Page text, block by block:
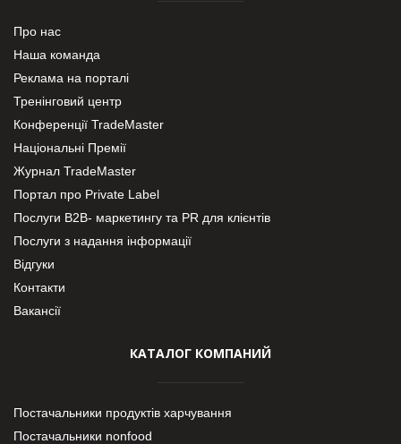
Про нас
Наша команда
Реклама на порталі
Тренінговий центр
Конференції TradeMaster
Національні Премії
Журнал TradeMaster
Портал про Private Label
Послуги В2В- маркетингу та PR для клієнтів
Послуги з надання інформації
Відгуки
Контакти
Вакансії
КАТАЛОГ КОМПАНИЙ
Постачальники продуктів харчування
Постачальники nonfood